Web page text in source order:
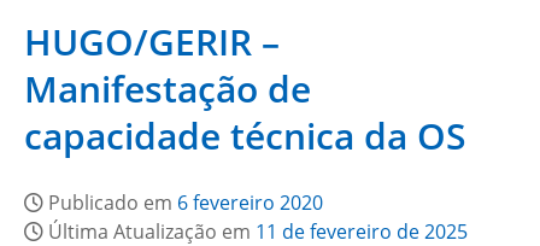
HUGO/GERIR –
Manifestação de
capacidade técnica da OS
Publicado em 6 fevereiro 2020
Última Atualização em 11 de fevereiro de 2025